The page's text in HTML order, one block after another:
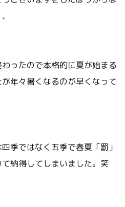
ったので本格的に夏が始まる
年々暑くなるのが早くなって
季ではなく五季で春夏「罰」
納得してしまいました。笑